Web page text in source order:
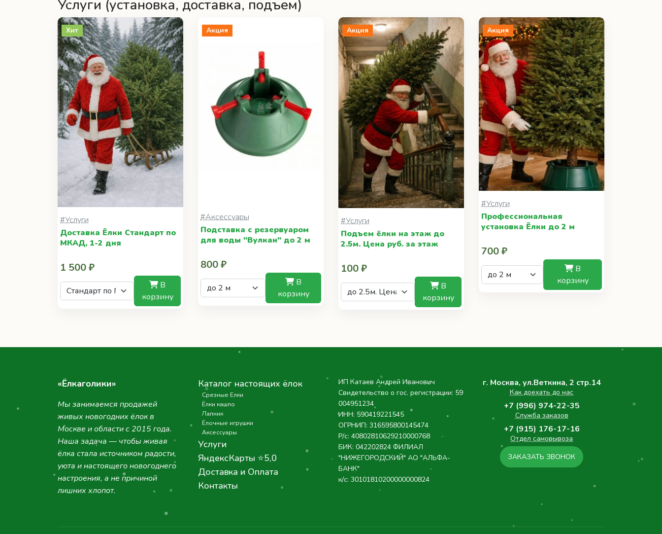
Услуги (установка, доставка, подъем)
Хит
#Услуги
Доставка Ёлки Стандарт по
МКАД, 1-2 дня
1 500 ₽
В
корзину
Акция
#Аксессуары
Подставка с резервуаром
для воды "Вулкан" до 2 м
800 ₽
В
корзину
Акция
#Услуги
Подъем ёлки на этаж до
2.5м. Цена руб. за этаж
100 ₽
В
корзину
Акция
#Услуги
Профессиональная
установка Ёлки до 2 м
700 ₽
В
корзину
«Ёлкаголики»
Мы занимаемся продажей
живых новогодних ёлок в
Москве и области с 2015 года.
Наша задача — чтобы живая
ёлка стала источником радости,
уюта и настоящего новогоднего
настроения, а не причиной
лишних хлопот.
Каталог настоящих ёлок
Срезные Елки
Ёлки кашпо
Лапник
Ёлочные игрушки
Аксессуары
Услуги
ЯндексКарты ⭐5,0
Доставка и Оплата
Контакты
ИП Катаев Андрей Иванович
Свидетельство о гос. регистрации: 59
004951234
ИНН: 590419221545
ОГРНИП: 316595800145474
Р/с: 40802810629210000768
БИК: 042202824 ФИЛИАЛ
"НИЖЕГОРОДСКИЙ" АО "АЛЬФА-
БАНК"
к/с: 30101810200000000824
г. Москва, ул.Веткина, 2 стр.14
Как доехать до нас
+7 (996) 974-22-35
Служба заказов
+7 (915) 176-17-16
Отдел самовывоза
ЗАКАЗАТЬ ЗВОНОК